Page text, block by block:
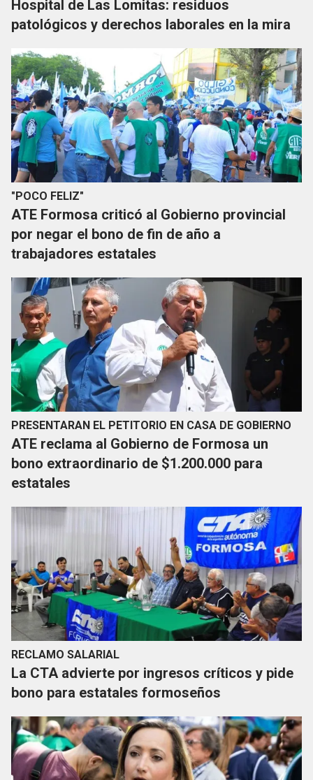
Hospital de Las Lomitas: residuos
patológicos y derechos laborales en la mira
"POCO FELIZ"
ATE Formosa criticó al Gobierno provincial
por negar el bono de fin de año a
trabajadores estatales
PRESENTARAN EL PETITORIO EN CASA DE GOBIERNO
ATE reclama al Gobierno de Formosa un
bono extraordinario de $1.200.000 para
estatales
RECLAMO SALARIAL
La CTA advierte por ingresos críticos y pide
bono para estatales formoseños